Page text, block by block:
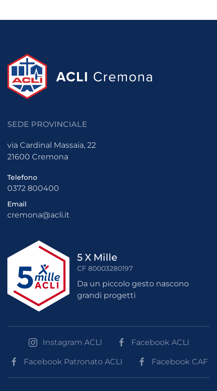
SEDE PROVINCIALE
via Cardinal Massaia, 22
21600 Cremona
Telefono
0372 800400
Email
cremona@acli.it
5 X Mille
CF 80003280197
Da un piccolo gesto nascono
grandi progetti
Instagram ACLI Facebook ACLI
Facebook Patronato ACLI Facebook CAF